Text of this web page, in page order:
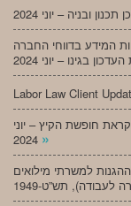
המידע בדווחי החברה
Labor Law Client
חופשת הקיץ – יוני
»
למשרתי מילואים